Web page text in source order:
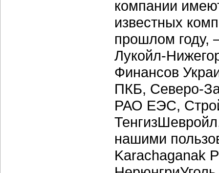
компании
известных
прошлом году,
Лукойл-
Финансов
ПКБ, Северо-
РАО ЕЭС,
нашими
Karachaganak